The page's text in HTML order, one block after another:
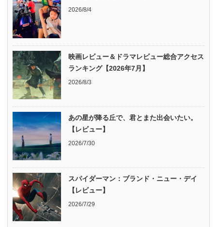
2026/8/4
映画レビュー＆ドラマレビュー総合アクセス
ランキング【2026年7月】
2026/8/3
あの星が降る丘で、君とまた出会いたい。
【レビュー】
2026/7/30
スパイダーマン：ブランド・ニュー・デイ
【レビュー】
2026/7/29